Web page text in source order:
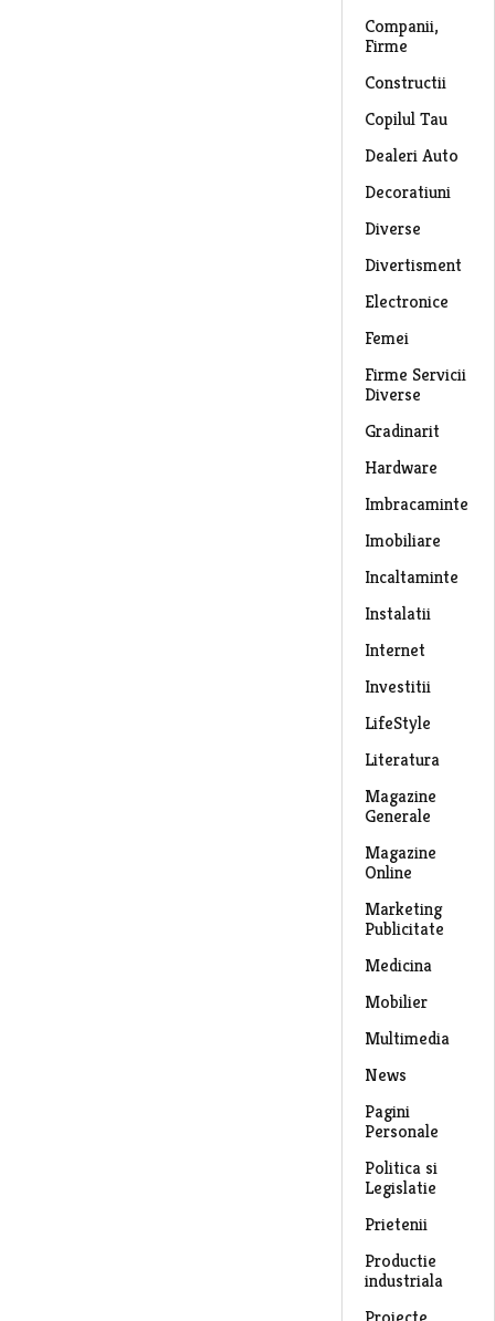
Companii,
Firme
Constructii
Copilul Tau
Dealeri Auto
Decoratiuni
Diverse
Divertisment
Electronice
Femei
Firme Servicii
Diverse
Gradinarit
Hardware
Imbracaminte
Imobiliare
Incaltaminte
Instalatii
Internet
Investitii
LifeStyle
Literatura
Magazine
Generale
Magazine
Online
Marketing
Publicitate
Medicina
Mobilier
Multimedia
News
Pagini
Personale
Politica si
Legislatie
Prietenii
Productie
industriala